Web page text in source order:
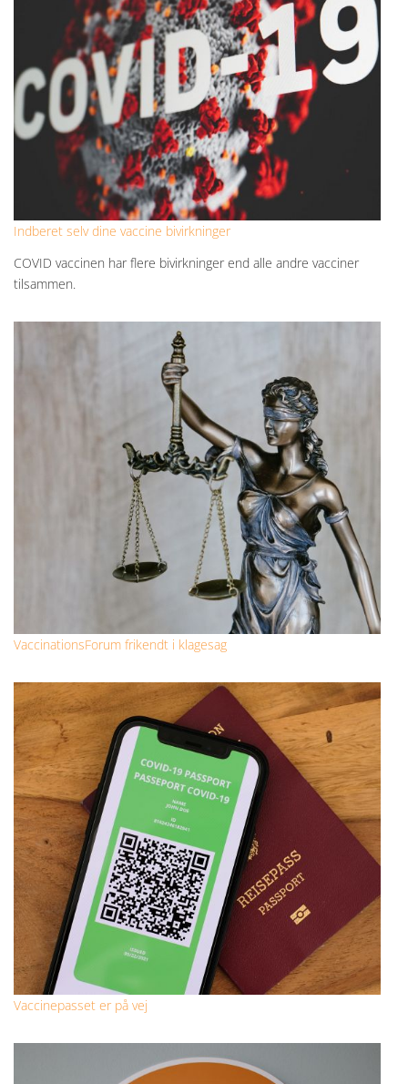
Indberet selv dine vaccine bivirkninger
COVID vaccinen har flere bivirkninger end alle andre vacciner
tilsammen.
VaccinationsForum frikendt i klagesag
Vaccinepasset er på vej